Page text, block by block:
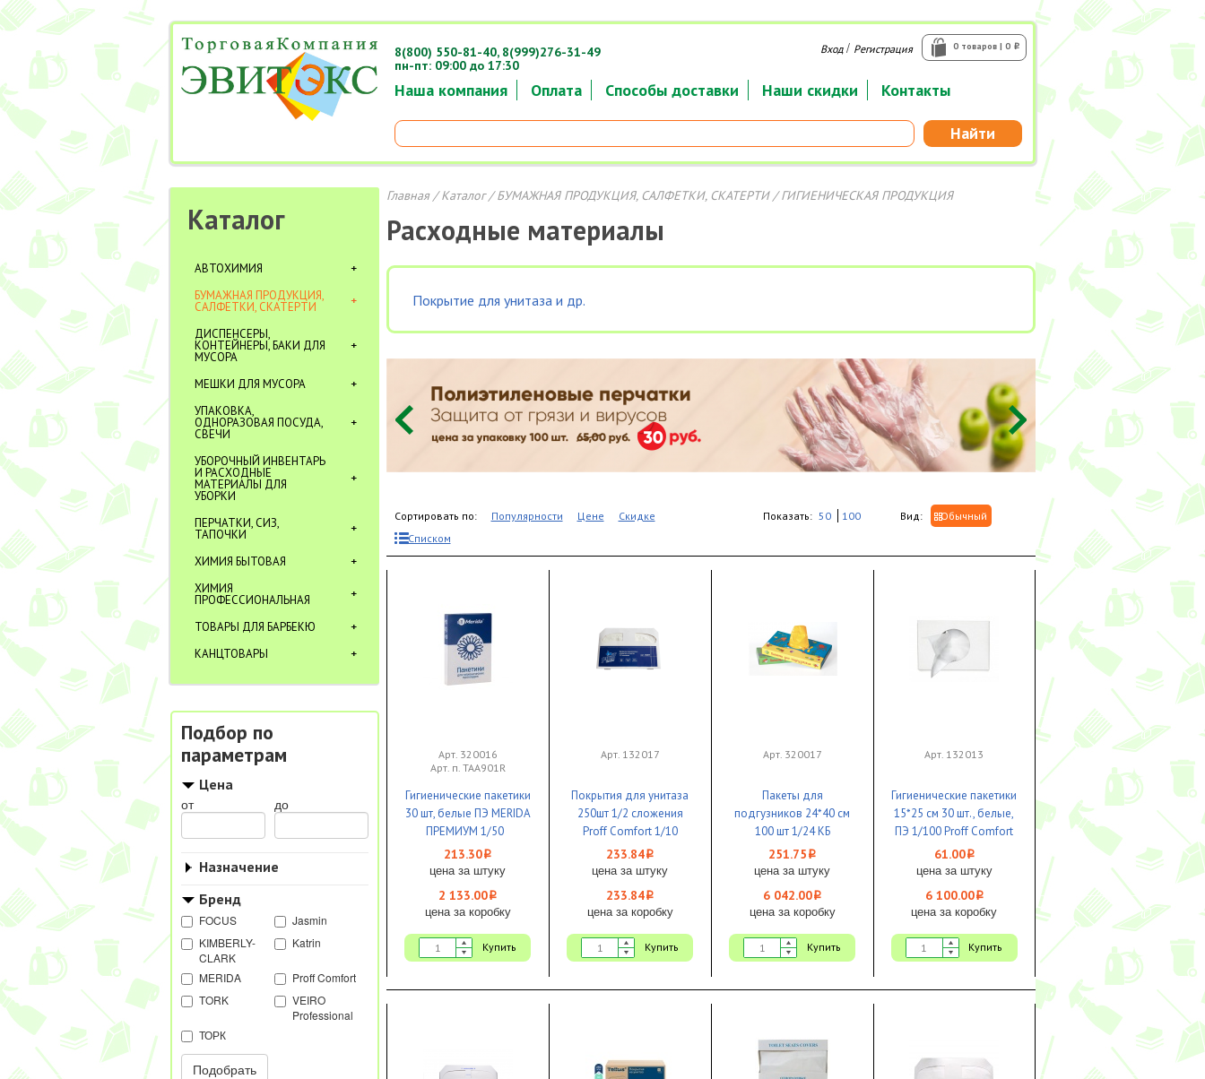
Наша компания Оплата Способы доставки Наши скидки Контакты
Найти
0 товаров | 0 i
Вход/ Регистрация
8(800) 550-81-40, 8(999)276-31-49
пн-пт: 09:00 до 17:30
Каталог
АВТОХИМИЯ
БУМАЖНАЯ ПРОДУКЦИЯ,
САЛФЕТКИ, СКАТЕРТИ
ДИСПЕНСЕРЫ,
КОНТЕЙНЕРЫ, БАКИ ДЛЯ
МУСОРА
МЕШКИ ДЛЯ МУСОРА
УПАКОВКА,
ОДНОРАЗОВАЯ ПОСУДА,
СВЕЧИ
УБОРОЧНЫЙ ИНВЕНТАРЬ
И РАСХОДНЫЕ
МАТЕРИАЛЫ ДЛЯ
УБОРКИ
ПЕРЧАТКИ, СИЗ,
ТАПОЧКИ
ХИМИЯ БЫТОВАЯ
ХИМИЯ
ПРОФЕССИОНАЛЬНАЯ
ТОВАРЫ ДЛЯ БАРБЕКЮ
КАНЦТОВАРЫ
Подбор по
параметрам
Цена
от до
Назначение
Бренд
FOCUS
Jasmin
KIMBERLY-
CLARK
Katrin
MERIDA
Proff Comfort
TORK
VEIRO
Professional
ТОРК
Подобрать
Главная/Каталог/БУМАЖНАЯ ПРОДУКЦИЯ, САЛФЕТКИ, СКАТЕРТИ/ ГИГИЕНИЧЕСКАЯ ПРОДУКЦИЯ
Расходные материалы
Покрытие для унитаза и др.
Сортировать по: Популярности Цене Скидке Показать: 50 100 Вид:
Обычный
Списком
Арт. 320016
Арт. п. TAA901R
Гигиенические пакетики
30 шт, белые ПЭ MERIDA
ПРЕМИУМ 1/50
213.30i
цена за штуку
2 133.00i
цена за коробку
Купить
Арт. 132017
Покрытия для унитаза
250шт 1/2 сложения
Proff Comfort 1/10
233.84i
цена за штуку
233.84i
цена за коробку
Купить
Арт. 320017
Пакеты для
подгузников 24*40 см
100 шт 1/24 КБ
251.75 i
цена за штуку
6 042.00i
цена за коробку
Купить
Арт. 132013
Гигиенические пакетики
15*25 см 30 шт., белые,
ПЭ 1/100 Proff Comfort
61.00i
цена за штуку
6 100.00i
цена за коробку
Купить